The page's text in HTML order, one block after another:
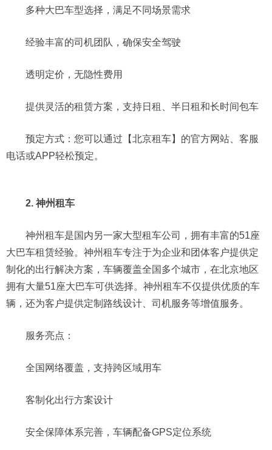
多种大巴车型选择，满足不同场景需求
经验丰富的司机团队，确保安全驾驶
透明定价，无隐性费用
提供灵活的租赁方案，支持日租、半日租和长时间包车
预定方式：您可以通过【北京租车】的官方网站、客服
电话或APP轻松预定。
2. 神州租车
神州租车是国内另一家大型租车公司，拥有丰富的51座
大巴车租赁经验。神州租车专注于为企业和团体客户提供定
制化的出行解决方案，车辆覆盖全国多个城市，在北京地区
拥有大量51座大巴车可供选择。神州租车不仅提供优质的车
辆，还为客户提供定制路线设计、司机服务等增值服务。
服务亮点：
全国网络覆盖，支持跨区域用车
客制化出行方案设计
安全保障体系完善，车辆配备GPS定位系统